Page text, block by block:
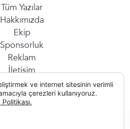
Tüm Yazılar
Hakkımızda
Ekip
Sponsorluk
Reklam
İletişim
ve internet sitesinin verimli
çerezleri kullanıyoruz.